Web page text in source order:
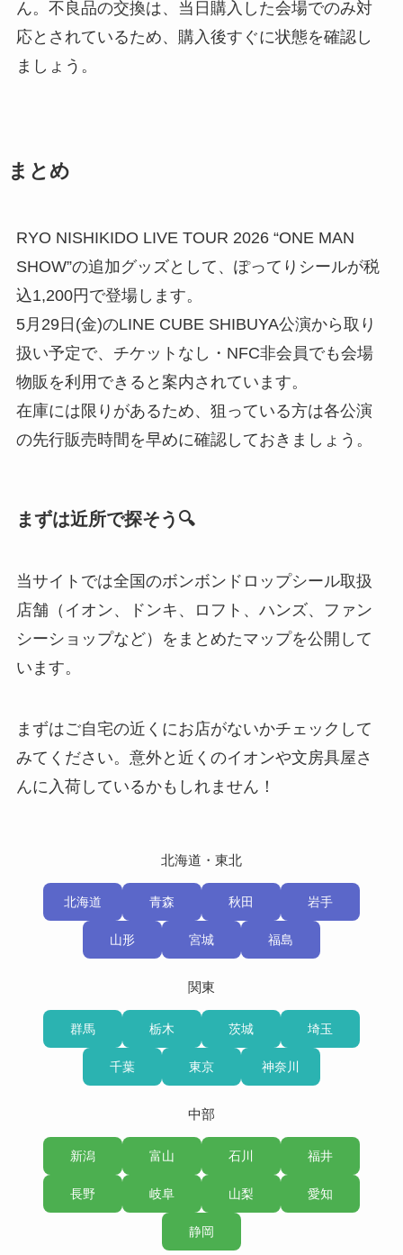
ん。不良品の交換は、当日購入した会場でのみ対
応とされているため、購入後すぐに状態を確認し
ましょう。
まとめ
RYO NISHIKIDO LIVE TOUR 2026 “ONE MAN
SHOW”の追加グッズとして、ぽってりシールが税
込1,200円で登場します。
5月29日(金)のLINE CUBE SHIBUYA公演から取り
扱い予定で、チケットなし・NFC非会員でも会場
物販を利用できると案内されています。
在庫には限りがあるため、狙っている方は各公演
の先行販売時間を早めに確認しておきましょう。
まずは近所で探そう🔍
当サイトでは全国のボンボンドロップシール取扱
店舗（イオン、ドンキ、ロフト、ハンズ、ファン
シーショップなど）をまとめたマップを公開して
います。
まずはご自宅の近くにお店がないかチェックして
みてください。意外と近くのイオンや文房具屋さ
んに入荷しているかもしれません！
北海道・東北
北海道 青森 秋田 岩手
山形 宮城 福島
関東
群馬 栃木 茨城 埼玉
千葉 東京 神奈川
中部
新潟 富山 石川 福井
長野 岐阜 山梨 愛知
静岡